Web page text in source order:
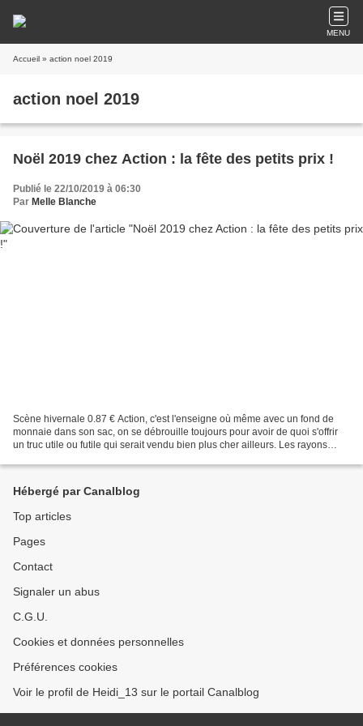
MENU
Accueil » action noel 2019
action noel 2019
Noël 2019 chez Action : la fête des petits prix !
Publié le 22/10/2019 à 06:30
Par Melle Blanche
Scène hivernale 0.87 € Action, c'est l'enseigne où même avec un fond de
monnaie dans son sac, on se débrouille toujours pour avoir de quoi s'offrir
un truc utile ou futile qui serait vendu bien plus cher ailleurs. Les rayons
Hébergé par Canalblog
Top articles
Pages
Contact
Signaler un abus
C.G.U.
Cookies et données personnelles
Préférences cookies
Voir le profil de Heidi_13 sur le portail Canalblog